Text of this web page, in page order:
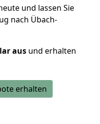
und lassen Sie
nach Übach-
aus und erhalten
erhalten